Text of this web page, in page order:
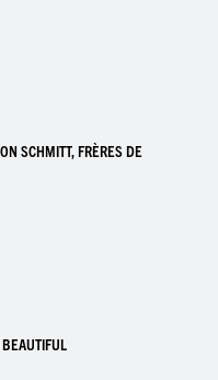
SCHMITT, FRÈRES DE